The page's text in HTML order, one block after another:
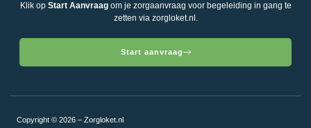
Klik op Start Aanvraagom je zorgaanvraag voor begeleiding in gang te
zetten via zorgloket.nl.
Start aanvraag
Copyright © 2026 – Zorgloket.nl